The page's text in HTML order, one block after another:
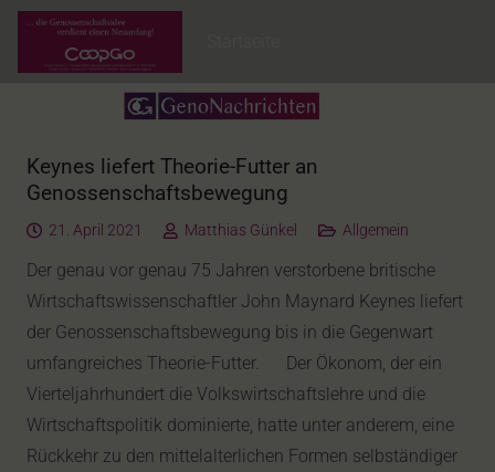
Keynes liefert Theorie-Futter an
Genossenschaftsbewegung
21. April 2021 Matthias Günkel Allgemein
Der genau vor genau 75 Jahren verstorbene britische
Wirtschaftswissenschaftler John Maynard Keynes liefert
der Genossenschaftsbewegung bis in die Gegenwart
umfangreiches Theorie-Futter. Der Ökonom, der ein
Vierteljahrhundert die Volkswirtschaftslehre und die
Wirtschaftspolitik dominierte, hatte unter anderem, eine
Rückkehr zu den mittelalterlichen Formen selbständiger